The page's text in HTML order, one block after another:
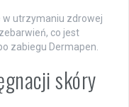
w utrzymaniu zdrowej
co jest
zabiegu Dermapen.
skóry